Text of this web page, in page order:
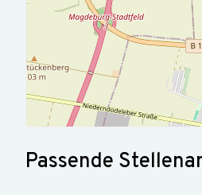
Ergebnisverantwortung
Fundierte Kenntnisse in
befähigen Sie, komplexe
Sie stehen für eine moderne,
einzubinden und für
und den Sozialstaat zeichnen
Passende